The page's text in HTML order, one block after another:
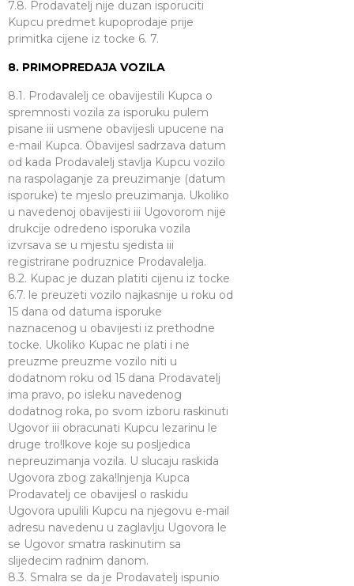
7.8. Prodavatelj nije duzan isporuciti
Kupcu predmet kupoprodaje prije
primitka cijene iz tocke 6. 7.
8. PRIMOPREDAJA VOZILA
8.1. Prodavalelj ce obavijestili Kupca o
spremnosti vozila za isporuku pulem
pisane iii usmene obavijesli upucene na
e-mail Kupca. Obavijesl sadrzava datum
od kada Prodavalelj stavlja Kupcu vozilo
na raspolaganje za preuzimanje (datum
isporuke) te mjeslo preuzimanja. Ukoliko
u navedenoj obavijesti iii Ugovorom nije
drukcije odredeno isporuka vozila
izvrsava se u mjestu sjedista iii
registrirane podruznice Prodavalelja.
8.2. Kupac je duzan platiti cijenu iz tocke
6.7. le preuzeti vozilo najkasnije u roku od
15 dana od datuma isporuke
naznacenog u obavijesti iz prethodne
tocke. Ukoliko Kupac ne plati i ne
preuzme preuzme vozilo niti u
dodatnom roku od 15 dana Prodavatelj
ima pravo, po isleku navedenog
dodatnog roka, po svom izboru raskinuti
Ugovor iii obracunati Kupcu lezarinu le
druge tro!lkove koje su posljedica
nepreuzimanja vozila. U slucaju raskida
Ugovora zbog zaka!lnjenja Kupca
Prodavatelj ce obavijesl o raskidu
Ugovora upulili Kupcu na njegovu e-mail
adresu navedenu u zaglavlju Ugovora le
se Ugovor smatra raskinutim sa
slijedecim radnim danom.
8.3. Smalra se da je Prodavatelj ispunio